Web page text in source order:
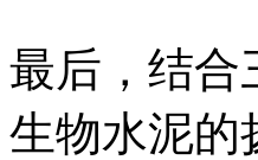
最后，结合
生物水泥的